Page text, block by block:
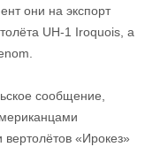
они на экспорт
UH-1 Iroquois, а
сообщение,
вертолётов «Ирокез»